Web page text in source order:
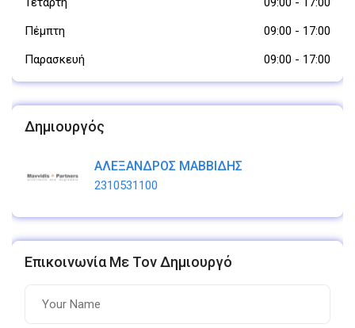
Πέμπτη
09:00 - 17:00
Παρασκευή
09:00 - 17:00
Δημιουργός
ΑΛΕΞΑΝΔΡΟΣ ΜΑΒΒΙΔΗΣ
2310531100
Επικοινωνία Με Τον Δημιουργό